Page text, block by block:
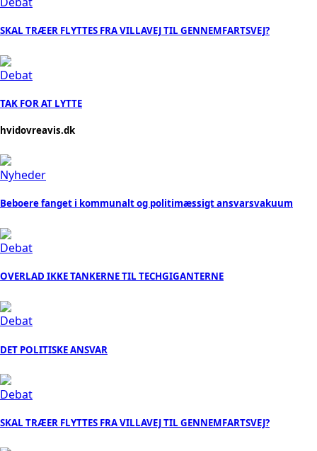
SKAL TRÆER FLYTTES FRA VILLAVEJ TIL GENNEMFARTSVEJ?
Debat
TAK FOR AT LYTTE
hvidovreavis.dk
Nyheder
Beboere fanget i kommunalt og politimæssigt ansvarsvakuum
Debat
OVERLAD IKKE TANKERNE TIL TECHGIGANTERNE
Debat
DET POLITISKE ANSVAR
Debat
SKAL TRÆER FLYTTES FRA VILLAVEJ TIL GENNEMFARTSVEJ?